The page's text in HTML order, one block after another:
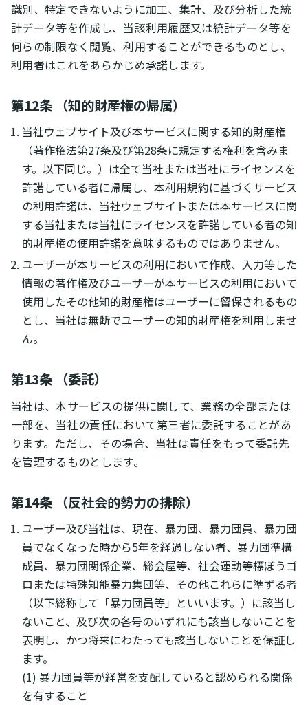
識別、特定できないように加工、集計、及び分析した統
計データ等を作成し、当該利用履歴又は統計データ等を
何らの制限なく閲覧、利用することができるものとし、
利用者はこれをあらかじめ承諾します。
第12条 （知的財産権の帰属）
当社ウェブサイト及び本サービスに関する知的財産権
（著作権法第27条及び第28条に規定する権利を含みま
す。以下同じ。）は全て当社または当社にライセンスを
許諾している者に帰属し、本利用規約に基づくサービス
の利用許諾は、当社ウェブサイトまたは本サービスに関
する当社または当社にライセンスを許諾している者の知
的財産権の使用許諾を意味するものではありません。
ユーザーが本サービスの利用において作成、入力等した
情報の著作権及びユーザーが本サービスの利用において
使用したその他知的財産権はユーザーに留保されるもの
とし、当社は無断でユーザーの知的財産権を利用しませ
ん。
第13条 （委託）
当社は、本サービスの提供に関して、業務の全部または
一部を、当社の責任において第三者に委託することがあ
ります。ただし、その場合、当社は責任をもって委託先
を管理するものとします。
第14条 （反社会的勢力の排除）
ユーザー及び当社は、現在、暴力団、暴力団員、暴力団
員でなくなった時から5年を経過しない者、暴力団準構
成員、暴力団関係企業、総会屋等、社会運動等標ぼうゴ
ロまたは特殊知能暴力集団等、その他これらに準ずる者
（以下総称して「暴力団員等」といいます。）に該当し
ないこと、及び次の各号のいずれにも該当しないことを
表明し、かつ将来にわたっても該当しないことを保証し
ます。
(1) 暴力団員等が経営を支配していると認められる関係
を有すること